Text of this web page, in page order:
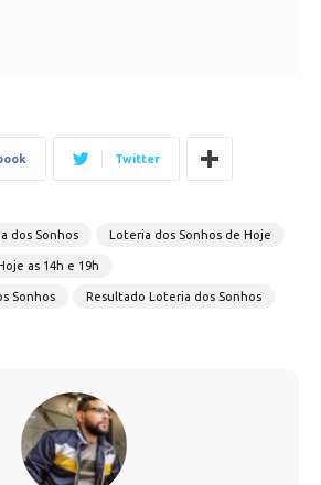
Twitter
dos Sonhos Loteria dos Sonhos de Hoje
as 14h e 19h
Sonhos Resultado Loteria dos Sonhos